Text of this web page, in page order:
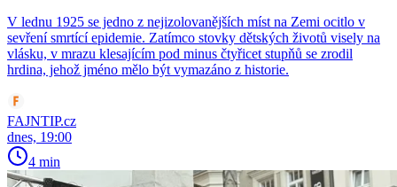
V lednu 1925 se jedno z nejizolovanějších míst na Zemi ocitlo v
sevření smrtící epidemie. Zatímco stovky dětských životů visely na
vlásku, v mrazu klesajícím pod minus čtyřicet stupňů se zrodil
hrdina, jehož jméno mělo být vymazáno z historie.
FAJNTIP.cz
dnes, 19:00
4 min